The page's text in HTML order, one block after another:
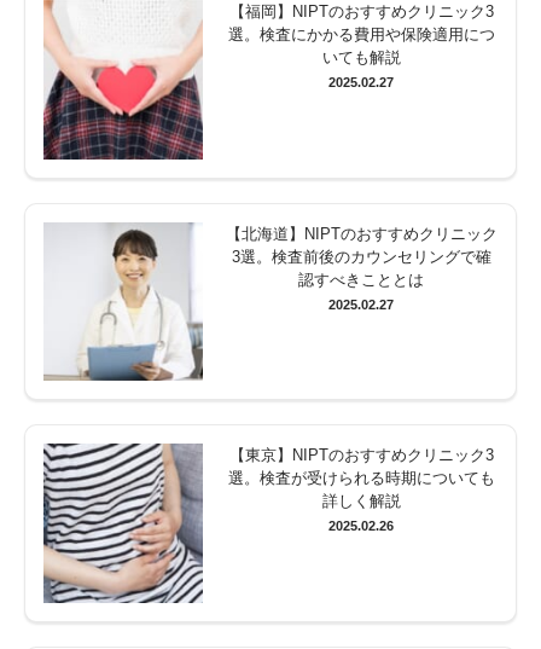
【福岡】NIPTのおすすめクリニック3
選。検査にかかる費用や保険適用につ
いても解説
2025.02.27
【北海道】NIPTのおすすめクリニック
3選。検査前後のカウンセリングで確
認すべきこととは
2025.02.27
【東京】NIPTのおすすめクリニック3
選。検査が受けられる時期についても
詳しく解説
2025.02.26